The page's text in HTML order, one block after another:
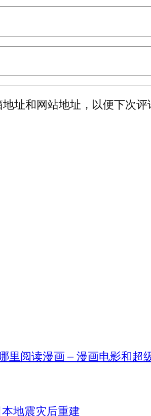
址和网站地址，以便下次评
里阅读漫画 – 漫画电影和超
地震灾后重建